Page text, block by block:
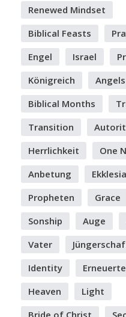
Renewed Mindset
Biblical Feasts
Engel
Israel
Königreich
Angels
Biblical Months
Transition
Herrlichkeit
One
Anbetung
Ekklesia
Propheten
Grace
Sonship
Auge
Vater
Identity
Heaven
Light
Bride of Christ